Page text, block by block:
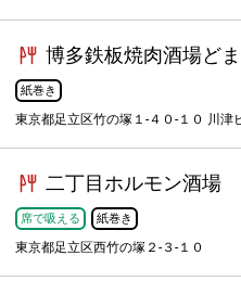
博多鉄板焼肉酒場ど
紙巻き
東京都足立区竹の塚１-４０-１０ 川津
二丁目ホルモン酒場
席で吸える 紙巻き
東京都足立区西竹の塚２-３-１０